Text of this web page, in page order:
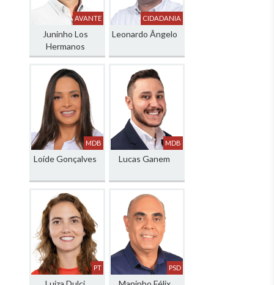
AVANTE
Juninho Los
Hermanos
CIDADANIA
Leonardo Ângelo
MDB
Loíde Gonçalves
MDB
Lucas Ganem
PT PSD